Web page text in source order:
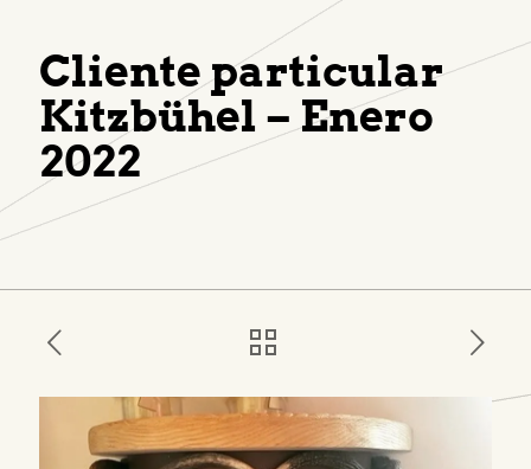
Cliente particular
Kitzbühel – Enero
2022